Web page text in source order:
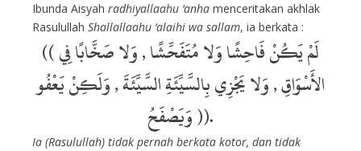
Ibunda Aisyah radhiyallaahu ‘anha menceritakan akhlak
Rasulullah Shallallaahu ‘alaihi wa sallam, ia berkata :
((لَمْ يَكُنْ فَاحِشًا وَلا مُتَفَحِّشًا , وَلا صَخَّابًا فِي
الأَسْوَاقِ , وَلا يَجْزِي بِالسَّيِّئَةِ السَّيِّئَةَ , وَلَكِنْ يَعْفُو
وَيَصْفَحُ)).
Ia (Rasulullah) tidak pernah berkata kotor, dan tidak